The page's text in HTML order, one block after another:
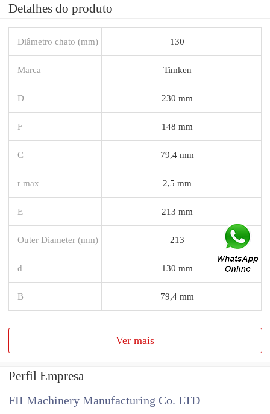
Detalhes do produto
Diâmetro chato (mm) 130
Marca Timken
D 230 mm
F 148 mm
C 79,4 mm
r max 2,5 mm
E 213 mm
Outer Diameter (mm) 213
d 130 mm
B 79,4 mm
Ver mais
Perfil Empresa
FII Machinery Manufacturing Co. LTD